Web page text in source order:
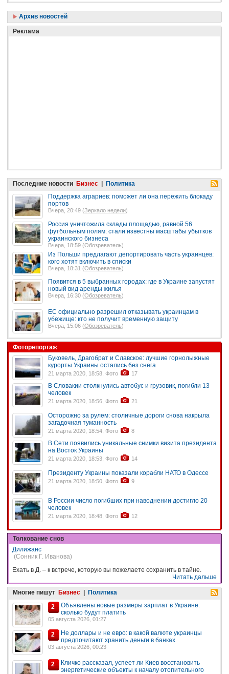
Архив новостей
Реклама
Последние новости Бизнес
Политика
Поддержка аграриев: поможет ли она пережить блокаду
портов
Вчера, 20:49 (Зеркало недели)
Россия уничтожила склады площадью, равной 56
футбольным полям: стали известны масштабы убытков
украинского бизнеса
Вчера, 18:59 (Обозреватель)
Из Польши предлагают депортировать часть украинцев:
кого хотят включить в списки
Вчера, 18:31 (Обозреватель)
Появится в 5 выбранных городах: где в Украине запустят
новый вид аренды жилья
Вчера, 16:30 (Обозреватель)
ЕС официально разрешил отказывать украинцам в
убежище: кто не получит временную защиту
Вчера, 15:06 (Обозреватель)
Фоторепортаж
Буковель, Драгобрат и Славское: лучшие горнолыжные
курорты Украины остались без снега
21 марта 2020, 18:58, Фото 17
В Словакии столкнулись автобус и грузовик, погибли 13
человек
21 марта 2020, 18:56, Фото 21
Осторожно за рулем: столичные дороги снова накрыла
загадочная туманность
21 марта 2020, 18:54, Фото 8
В Сети появились уникальные снимки визита президента
на Восток Украины
21 марта 2020, 18:53, Фото 14
Президенту Украины показали корабли НАТО в Одессе
21 марта 2020, 18:50, Фото 9
В России число погибших при наводнении достигло 20
человек
21 марта 2020, 18:48, Фото 12
Толкование снов
Дилижанс
(Сонник Г. Иванова)
Ехать в Д. – к встрече, которую вы пожелаете сохранить в тайне.
Читать дальше
Многие пишут Бизнес
Политика
2
Объявлены новые размеры зарплат в Украине:
сколько будут платить
05 августа 2026, 01:27
2
Не доллары и не евро: в какой валюте украинцы
предпочитают хранить деньги в банках
03 августа 2026, 00:23
2
Кличко рассказал, успеет ли Киев восстановить
энергетические объекты к началу отопительного